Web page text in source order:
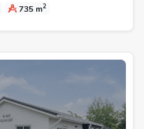
735 m2